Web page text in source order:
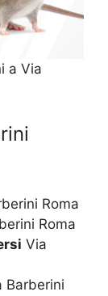
a Via
Roma
Roma
Via
Barberini